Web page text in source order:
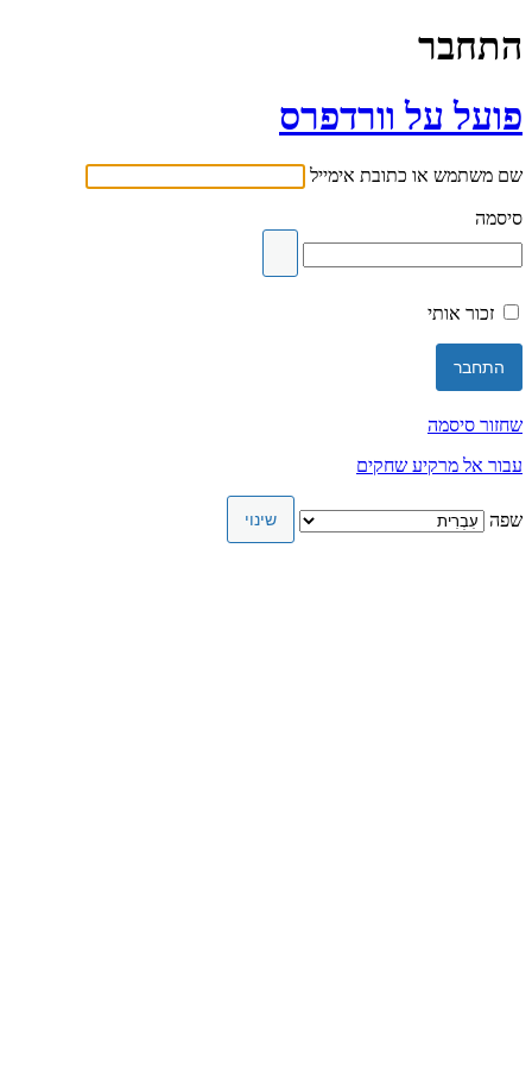
התחבר
פועל על וורדפרס
שם משתמש או כתובת אימייל
סיסמה
זכור אותי
שחזור סיסמה
עבור אל מרקיע שחקים
שפה